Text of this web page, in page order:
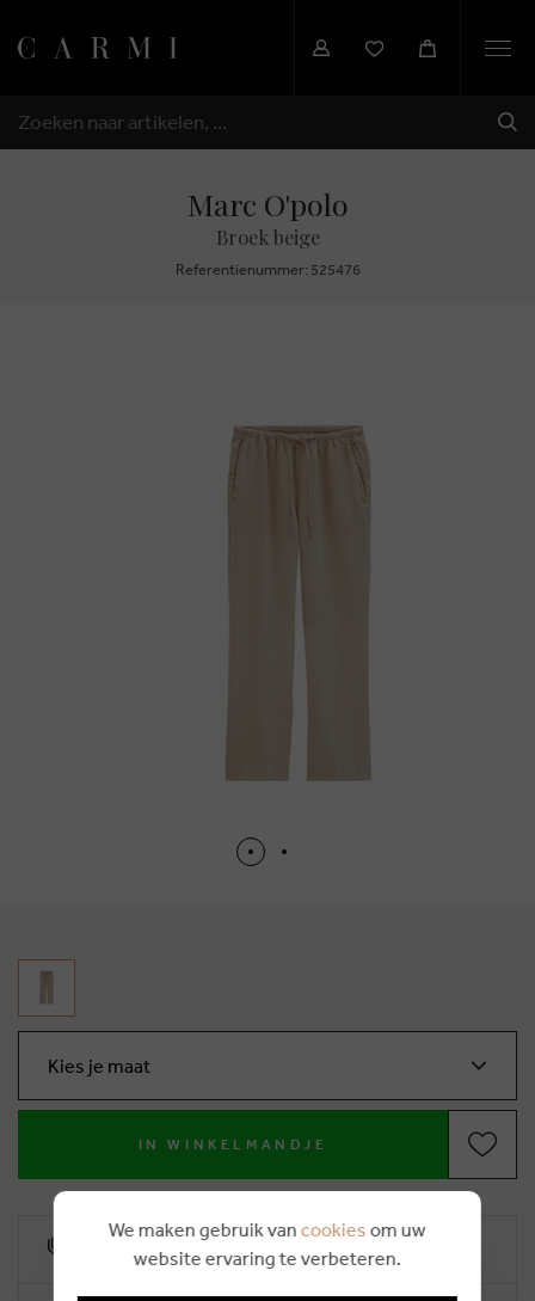
ZOEKEN
Marc O'polo
Broek beige
Referentienummer: 525476
Kies je maat
IN WINKELMANDJE
10% klantenkorting
We maken gebruik van cookies om uw
website ervaring te verbeteren.